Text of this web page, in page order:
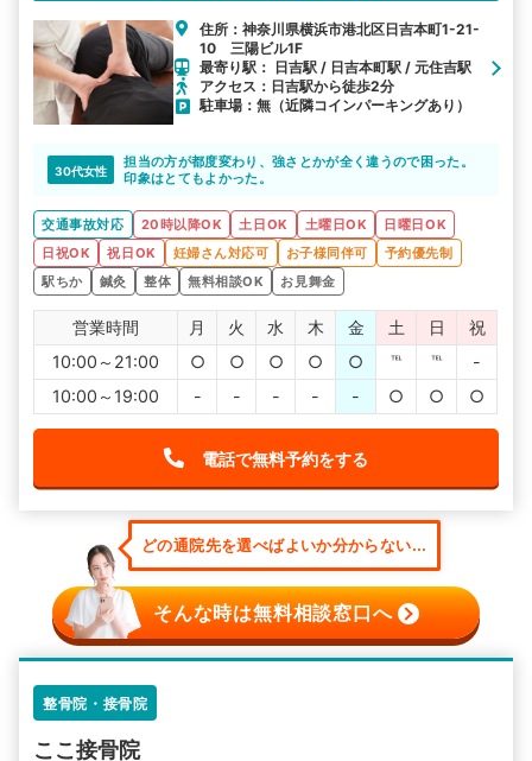
住所：神奈川県横浜市港北区日吉本町1-21-
10 三陽ビル1F
最寄り駅： 日吉駅 / 日吉本町駅 / 元住吉駅
アクセス：日吉駅から徒歩2分
駐車場：無（近隣コインパーキングあり）
30代女性
担当の方が都度変わり、強さとかが全く違うので困った。
印象はとてもよかった。
交通事故対応 20時以降OK 土日OK 土曜日OK
日曜日OK
日祝OK
祝日OK 妊婦さん対応可 お子様同伴可
予約優先制
駅ちか
鍼灸 整体 無料相談OK お見舞金
営業時間 月 火 水 木 金 土 日
祝
10:00～21:00
○ ○ ○ ○ ○ ℡ ℡
-
10:00～19:00
- - - - - ○ ○ ○
電話で無料予約をする
どの通院先を選べばよいか分からない...
そんな時は無料相談窓口へ
整骨院・接骨院
ここ接骨院